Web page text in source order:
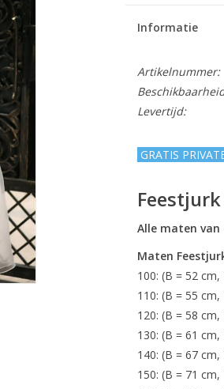
Informatie
Artikelnummer:
Levertijd:
GRATIS
Alle maten
Maten
100: (B = 52
110: (B = 55
120: (B = 58
130: (B = 61
140: (B = 67
150: (B = 71